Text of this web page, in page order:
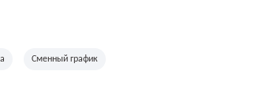
Сменный график